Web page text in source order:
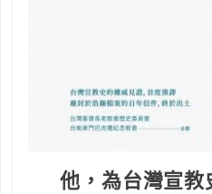
他，為台灣宣教